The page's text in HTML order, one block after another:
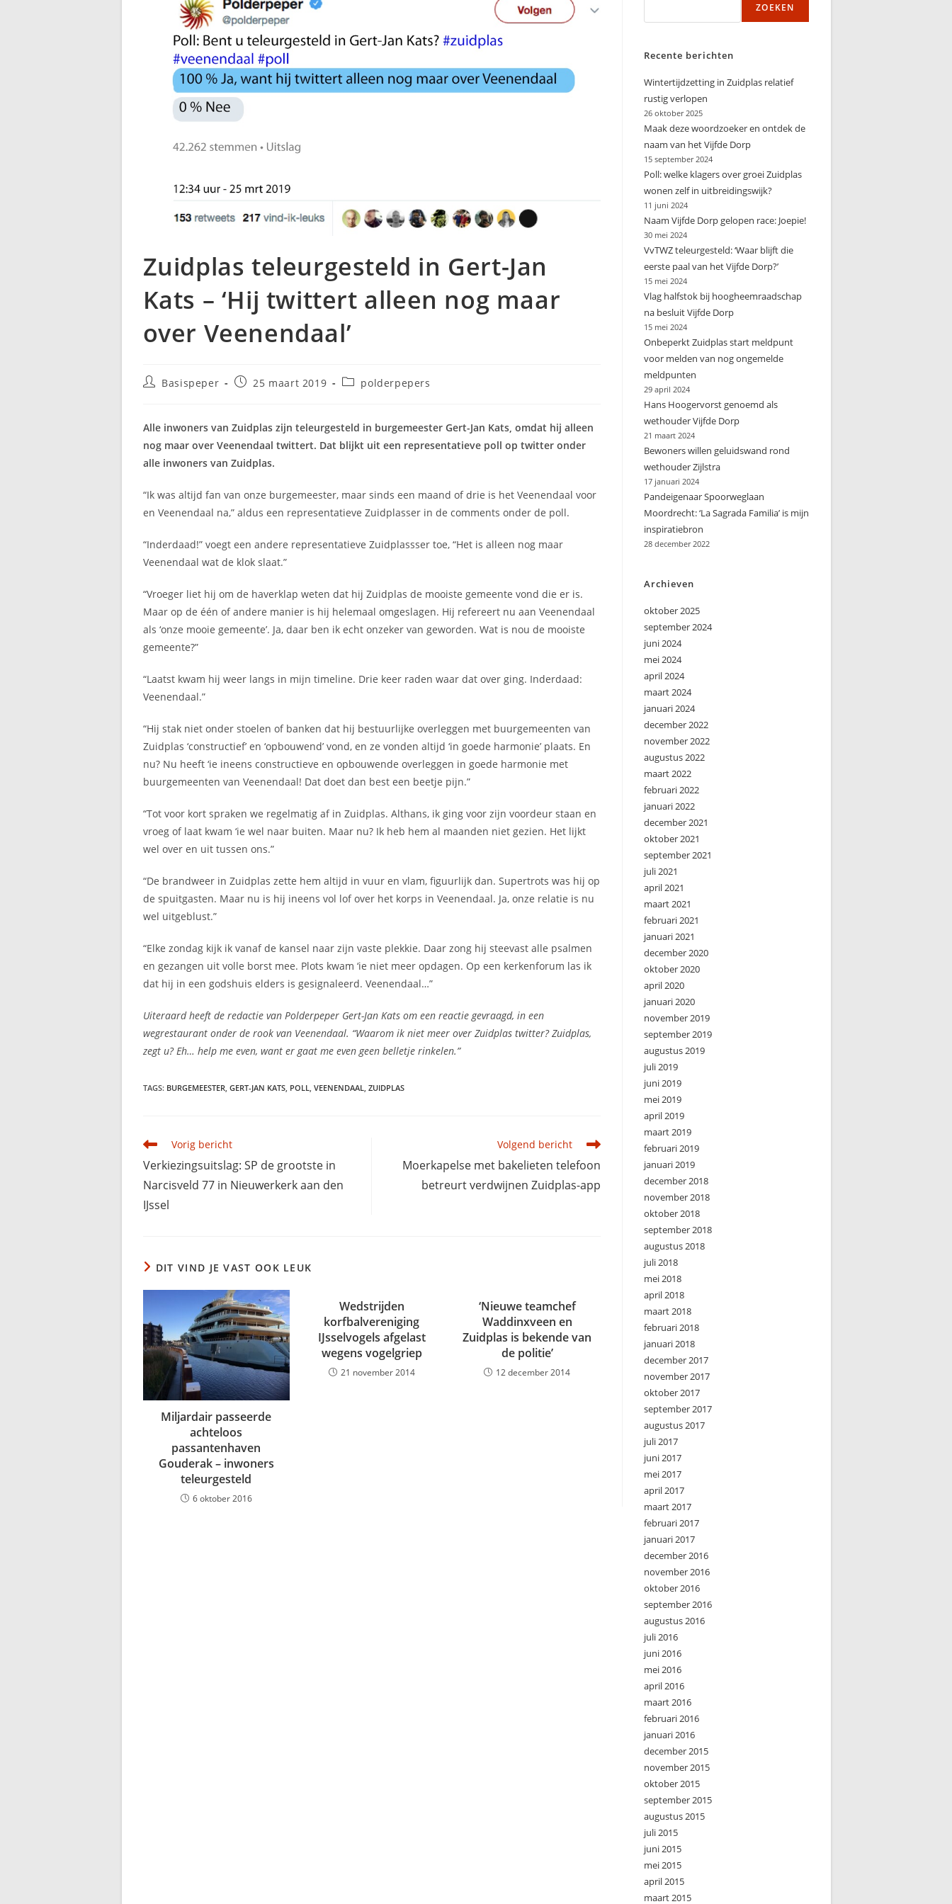
zoeken
Zuidplas teleurgesteld in Gert-Jan
Kats – ‘Hij twittert alleen nog maar
over Veenendaal’
BerichtBasispeper
Bericht25 maart 2019 Berichtcategorie:
polderpepers
Alle inwoners van Zuidplas zijn teleurgesteld in burgemeester Gert-Jan Kats, omdat hij alleen
nog maar over Veenendaal twittert. Dat blijkt uit een representatieve poll op twitter onder
alle inwoners van Zuidplas.
“Ik was altijd fan van onze burgemeester, maar sinds een maand of drie is het Veenendaal voor
en Veenendaal na,” aldus een representatieve Zuidplasser in de comments onder de poll.
“Inderdaad!” voegt een andere representatieve Zuidplassser toe, “Het is alleen nog maar
Veenendaal wat de klok slaat.”
“Vroeger liet hij om de haverklap weten dat hij Zuidplas de mooiste gemeente vond die er is.
Maar op de één of andere manier is hij helemaal omgeslagen. Hij refereert nu aan Veenendaal
als ‘onze mooie gemeente’. Ja, daar ben ik echt onzeker van geworden. Wat is nou de mooiste
gemeente?”
“Laatst kwam hij weer langs in mijn timeline. Drie keer raden waar dat over ging. Inderdaad:
Veenendaal.”
“Hij stak niet onder stoelen of banken dat hij bestuurlijke overleggen met buurgemeenten van
Zuidplas ‘constructief’ en ‘opbouwend’ vond, en ze vonden altijd ‘in goede harmonie’ plaats. En
nu? Nu heeft ‘ie ineens constructieve en opbouwende overleggen in goede harmonie met
buurgemeenten van Veenendaal! Dat doet dan best een beetje pijn.”
“Tot voor kort spraken we regelmatig af in Zuidplas. Althans, ik ging voor zijn voordeur staan en
vroeg of laat kwam ‘ie wel naar buiten. Maar nu? Ik heb hem al maanden niet gezien. Het lijkt
wel over en uit tussen ons.”
“De brandweer in Zuidplas zette hem altijd in vuur en vlam, figuurlijk dan. Supertrots was hij op
de spuitgasten. Maar nu is hij ineens vol lof over het korps in Veenendaal. Ja, onze relatie is nu
wel uitgeblust.”
“Elke zondag kijk ik vanaf de kansel naar zijn vaste plekkie. Daar zong hij steevast alle psalmen
en gezangen uit volle borst mee. Plots kwam ‘ie niet meer opdagen. Op een kerkenforum las ik
dat hij in een godshuis elders is gesignaleerd. Veenendaal…”
Uiteraard heeft de redactie van Polderpeper Gert-Jan Kats om een reactie gevraagd, in een
wegrestaurant onder de rook van Veenendaal. “Waarom ik niet meer over Zuidplas twitter? Zuidplas,
zegt u? Eh… help me even, want er gaat me even geen belletje rinkelen.”
TAGS: BURGEMEESTER, GERT-JAN KATS, POLL, VEENENDAAL, ZUIDPLAS
Lees
meer
artikelen
Vorig bericht
Verkiezingsuitslag: SP de grootste in
Narcisveld 77 in Nieuwerkerk aan den
IJssel
Volgend bericht
Moerkapelse met bakelieten telefoon
betreurt verdwijnen Zuidplas-app
DIT VIND JE VAST OOK LEUK
Miljardair passeerde
achteloos
passantenhaven
Gouderak – inwoners
teleurgesteld
6 oktober 2016
Wedstrijden
korfbalvereniging
IJsselvogels afgelast
wegens vogelgriep
21 november 2014
‘Nieuwe teamchef
Waddinxveen en
Zuidplas is bekende van
de politie’
12 december 2014
ZOEKEN
Recente berichten
Wintertijdzetting in Zuidplas relatief
rustig verlopen
26 oktober 2025
Maak deze woordzoeker en ontdek de
naam van het Vijfde Dorp
15 september 2024
Poll: welke klagers over groei Zuidplas
wonen zelf in uitbreidingswijk?
11 juni 2024
Naam Vijfde Dorp gelopen race: Joepie!
30 mei 2024
VvTWZ teleurgesteld: ‘Waar blijft die
eerste paal van het Vijfde Dorp?’
15 mei 2024
Vlag halfstok bij hoogheemraadschap
na besluit Vijfde Dorp
15 mei 2024
Onbeperkt Zuidplas start meldpunt
voor melden van nog ongemelde
meldpunten
29 april 2024
Hans Hoogervorst genoemd als
wethouder Vijfde Dorp
21 maart 2024
Bewoners willen geluidswand rond
wethouder Zijlstra
17 januari 2024
Pandeigenaar Spoorweglaan
Moordrecht: ‘La Sagrada Familia’ is mijn
inspiratiebron
28 december 2022
Archieven
oktober 2025
september 2024
juni 2024
mei 2024
april 2024
maart 2024
januari 2024
december 2022
november 2022
augustus 2022
maart 2022
februari 2022
januari 2022
december 2021
oktober 2021
september 2021
juli 2021
april 2021
maart 2021
februari 2021
januari 2021
december 2020
oktober 2020
april 2020
januari 2020
november 2019
september 2019
augustus 2019
juli 2019
juni 2019
mei 2019
april 2019
maart 2019
februari 2019
januari 2019
december 2018
november 2018
oktober 2018
september 2018
augustus 2018
juli 2018
mei 2018
april 2018
maart 2018
februari 2018
januari 2018
december 2017
november 2017
oktober 2017
september 2017
augustus 2017
juli 2017
juni 2017
mei 2017
april 2017
maart 2017
februari 2017
januari 2017
december 2016
november 2016
oktober 2016
september 2016
augustus 2016
juli 2016
juni 2016
mei 2016
april 2016
maart 2016
februari 2016
januari 2016
december 2015
november 2015
oktober 2015
september 2015
augustus 2015
juli 2015
juni 2015
mei 2015
april 2015
maart 2015